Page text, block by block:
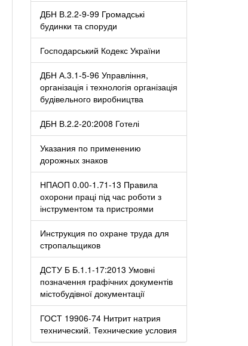
ДБН В.2.2-9-99 Громадські
будинки та споруди
Господарський Кодекс України
ДБН А.3.1-5-96 Управління,
організація і технологія організація
будівельного виробництва
ДБН В.2.2-20:2008 Готелі
Указания по применению
дорожных знаков
НПАОП 0.00-1.71-13 Правила
охорони праці під час роботи з
інструментом та пристроями
Инструкция по охране труда для
стропальщиков
ДСТУ Б Б.1.1-17:2013 Умовні
позначення графічних документів
містобудівної документації
ГОСТ 19906-74 Нитрит натрия
технический. Технические условия